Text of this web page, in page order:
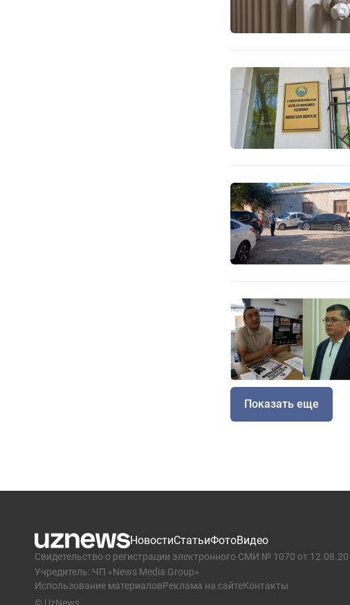
Показать еще
НовостиСтатьиФотоВидео
Свидетельство о регистрации электронного СМИ № 1070 от
Учредитель: ЧП «News Media Group»
Использование материаловРеклама на сайтеКонтакты
© UzNews